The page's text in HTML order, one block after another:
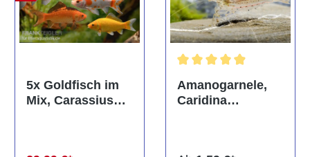
5x Goldfisch im
Mix, Carassius
Amanogarnele,
Caridina